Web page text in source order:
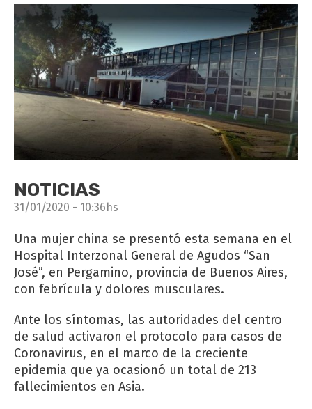
NOTICIAS
31/01/2020 - 10:36hs
Una mujer china se presentó esta semana en el
Hospital Interzonal General de Agudos “San
José”, en Pergamino, provincia de Buenos Aires,
con febrícula y dolores musculares.
Ante los síntomas, las autoridades del centro
de salud activaron el protocolo para casos de
Coronavirus, en el marco de la creciente
epidemia que ya ocasionó un total de 213
fallecimientos en Asia.